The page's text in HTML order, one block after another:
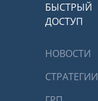
БЫСТРЫЙ
ДОСТУП
НОВОСТИ
СТРАТЕГИИ